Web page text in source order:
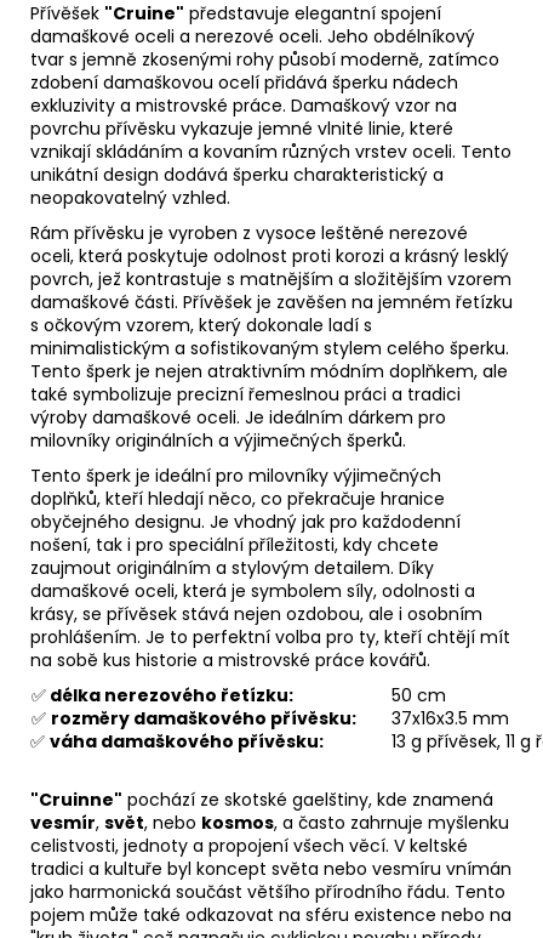
Přívěšek "Cruine" představuje elegantní spojení
damaškové oceli a nerezové oceli. Jeho obdélníkový
tvar s jemně zkosenými rohy působí moderně, zatímco
zdobení damaškovou ocelí přidává šperku nádech
exkluzivity a mistrovské práce. Damaškový vzor na
povrchu přívěsku vykazuje jemné vlnité linie, které
vznikají skládáním a kovaním různých vrstev oceli. Tento
unikátní design dodává šperku charakteristický a
neopakovatelný vzhled.
Rám přívěsku je vyroben z vysoce leštěné nerezové
oceli, která poskytuje odolnost proti korozi a krásný lesklý
povrch, jež kontrastuje s matnějším a složitějším vzorem
damaškové části. Přívěšek je zavěšen na jemném řetízku
s očkovým vzorem, který dokonale ladí s
minimalistickým a sofistikovaným stylem celého šperku.
Tento šperk je nejen atraktivním módním doplňkem, ale
také symbolizuje precizní řemeslnou práci a tradici
výroby damaškové oceli. Je ideálním dárkem pro
milovníky originálních a výjimečných šperků.
Tento šperk je ideální pro milovníky výjimečných
doplňků, kteří hledají něco, co překračuje hranice
obyčejného designu. Je vhodný jak pro každodenní
nošení, tak i pro speciální příležitosti, kdy chcete
zaujmout originálním a stylovým detailem. Díky
damaškové oceli, která je symbolem síly, odolnosti a
krásy, se přívěsek stává nejen ozdobou, ale i osobním
prohlášením. Je to perfektní volba pro ty, kteří chtějí mít
na sobě kus historie a mistrovské práce kovářů.
✅ délka nerezového řetízku:
50 cm
✅ rozměry damaškového přívěsku:
37x16x3.5 mm
✅ váha damaškového přívěsku: 13 g přívěsek, 11 g
"Cruinne" pochází ze skotské gaelštiny, kde znamená
vesmír, svět, nebo kosmos, a často zahrnuje myšlenku
celistvosti, jednoty a propojení všech věcí. V keltské
tradici a kultuře byl koncept světa nebo vesmíru vnímán
jako harmonická součást většího přírodního řádu. Tento
pojem může také odkazovat na sféru existence nebo na